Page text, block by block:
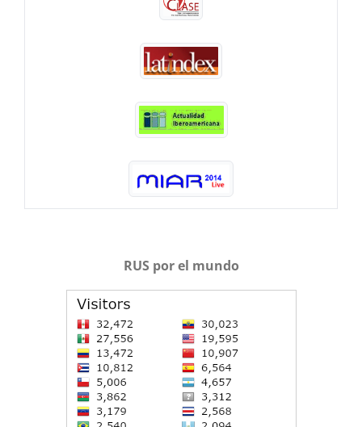
RUS por el mundo